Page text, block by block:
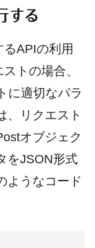
する
APIの利用
トの場合、
に適切なパラ
、リクエスト
オブジェク
をJSON形式
ようなコード